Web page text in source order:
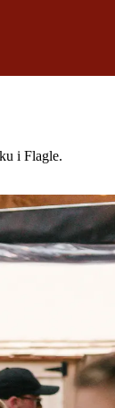
i Flagle.